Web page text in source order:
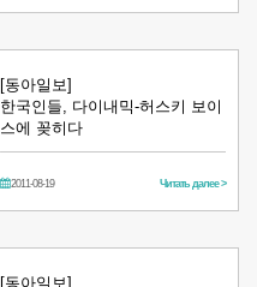
[동아일보]
한국인들, 다이내믹-허스키 보이
스에 꽂히다
2011-08-19 Читать далее >
[동아일보]